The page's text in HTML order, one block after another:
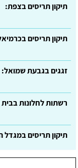
תיקון תריסים בצפת:
תיקון תריסים
זגגים בגבעת שמואל:
רשתות לחלונות
תיקון תריסים